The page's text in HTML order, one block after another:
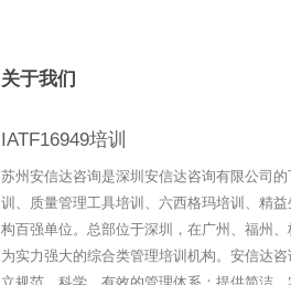
关于我们
IATF16949培训
苏州安信达咨询是深圳安信达咨询有限公司
训、质量管理工具培训、六西格玛培训、精
构百强单位。总部位于深圳，在广州、福州
为实力强大的综合类管理培训机构。安信达